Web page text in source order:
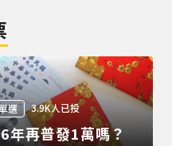
選 3.9K人已投
年再普發1萬嗎？